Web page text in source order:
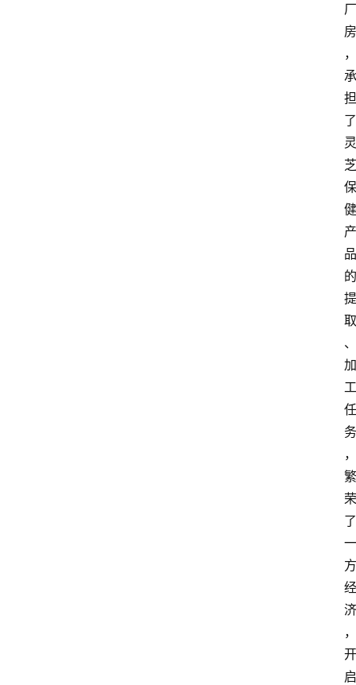
厂
房
，
承
担
了
灵
芝
保
健
产
品
的
提
取
、
加
工
任
务
，
繁
荣
了
一
方
经
济
，
开
启